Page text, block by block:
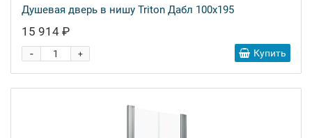
Душевая дверь в нишу Triton Дабл 100x195
15 914 ₽
+
- Купить